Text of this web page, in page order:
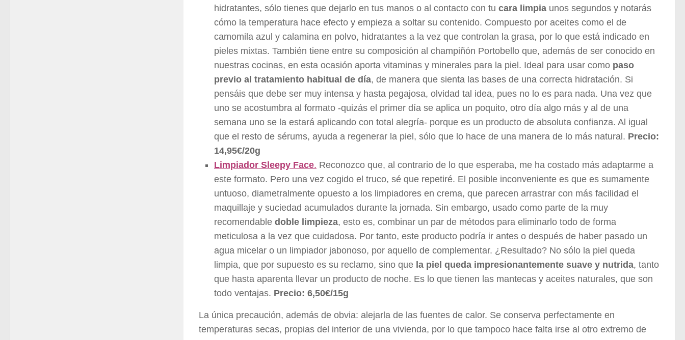
hidratantes, sólo tienes que dejarlo en tus manos o al contacto con tu cara limpia unos segundos y notarás
cómo la temperatura hace efecto y empieza a soltar su contenido. Compuesto por aceites como el de
camomila azul y calamina en polvo, hidratantes a la vez que controlan la grasa, por lo que está indicado en
pieles mixtas. También tiene entre su composición al champiñón Portobello que, además de ser conocido en
nuestras cocinas, en esta ocasión aporta vitaminas y minerales para la piel. Ideal para usar como paso
previo al tratamiento habitual de día, de manera que sienta las bases de una correcta hidratación. Si
pensáis que debe ser muy intensa y hasta pegajosa, olvidad tal idea, pues no lo es para nada. Una vez que
uno se acostumbra al formato -quizás el primer día se aplica un poquito, otro día algo más y al de una
semana uno se la estará aplicando con total alegría- porque es un producto de absoluta confianza. Al igual
que el resto de sérums, ayuda a regenerar la piel, sólo que lo hace de una manera de lo más natural. Precio:
14,95€/20g
Limpiador Sleepy Face. Reconozco que, al contrario de lo que esperaba, me ha costado más adaptarme a
este formato. Pero una vez cogido el truco, sé que repetiré. El posible inconveniente es que es sumamente
untuoso, diametralmente opuesto a los limpiadores en crema, que parecen arrastrar con más facilidad el
maquillaje y suciedad acumulados durante la jornada. Sin embargo, usado como parte de la muy
recomendable doble limpieza, esto es, combinar un par de métodos para eliminarlo todo de forma
meticulosa a la vez que cuidadosa. Por tanto, este producto podría ir antes o después de haber pasado un
agua micelar o un limpiador jabonoso, por aquello de complementar. ¿Resultado? No sólo la piel queda
limpia, que por supuesto es su reclamo, sino que la piel queda impresionantemente suave y nutrida, tanto
que hasta aparenta llevar un producto de noche. Es lo que tienen las mantecas y aceites naturales, que son
todo ventajas. Precio: 6,50€/15g
La única precaución, además de obvia: alejarla de las fuentes de calor. Se conserva perfectamente en
temperaturas secas, propias del interior de una vivienda, por lo que tampoco hace falta irse al otro extremo de